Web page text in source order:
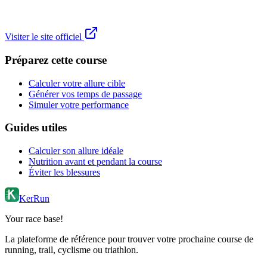
Visiter le site officiel
Préparez cette course
Calculer votre allure cible
Générer vos temps de passage
Simuler votre performance
Guides utiles
Calculer son allure idéale
Nutrition avant et pendant la course
Éviter les blessures
KerRun
Your race base!
La plateforme de référence pour trouver votre prochaine course de
running, trail, cyclisme ou triathlon.